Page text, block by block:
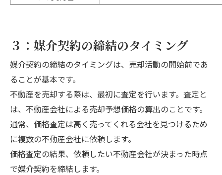
３：媒介契約の締結のタイミング
媒介契約の締結のタイミングは、売却活動の開始前であ
ることが基本です。
不動産を売却する際は、最初に査定を行います。査定と
は、不動産会社による売却予想価格の算出のことです。
通常、価格査定は高く売ってくれる会社を見つけるため
に複数の不動産会社に依頼します。
価格査定の結果、依頼したい不動産会社が決まった時点
で媒介契約を締結します。